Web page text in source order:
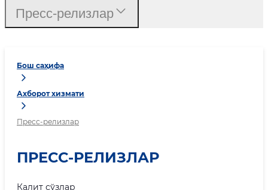
Бош саҳифа
Ахборот хизмати
Пресс-релизлар
ПРЕСС-РЕЛИЗЛАР
Калит сўзлар
Пресс-релизлар